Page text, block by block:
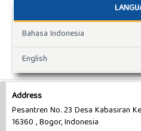
Bahasa Indonesia
English
Address
Pesantren No. 23 Desa Kabasiran
16360 , Bogor, Indonesia